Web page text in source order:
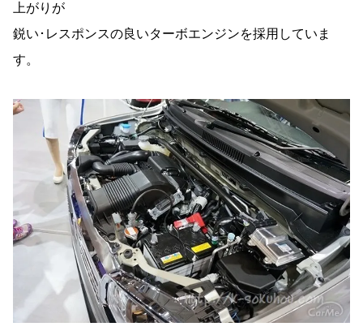
上がりが
鋭い･レスポンスの良いターボエンジンを採用していま
す。